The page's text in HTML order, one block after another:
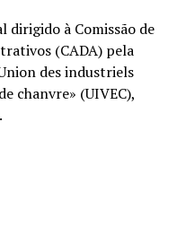
dirigido à Comissão de
(CADA) pela
des industriels
chanvre» (UIVEC),